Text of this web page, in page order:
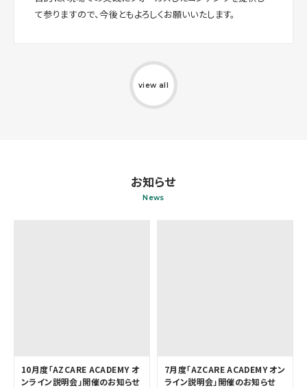
て参りますので、今後ともよろしくお願いいたします。
view all
お知らせ
News
10月度「AZCARE ACADEMY オ
ンライン説明会」開催のお知らせ
7月度「AZCARE ACADEMY オン
ライン説明会」開催のお知らせ